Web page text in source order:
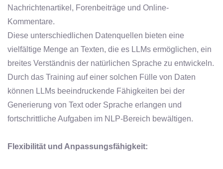
Nachrichtenartikel, Forenbeiträge und Online-
Kommentare.
Diese unterschiedlichen Datenquellen bieten eine
vielfältige Menge an Texten, die es LLMs ermöglichen, ein
breites Verständnis der natürlichen Sprache zu entwickeln.
Durch das Training auf einer solchen Fülle von Daten
können LLMs beeindruckende Fähigkeiten bei der
Generierung von Text oder Sprache erlangen und
fortschrittliche Aufgaben im NLP-Bereich bewältigen.
Flexibilität und Anpassungsfähigkeit: